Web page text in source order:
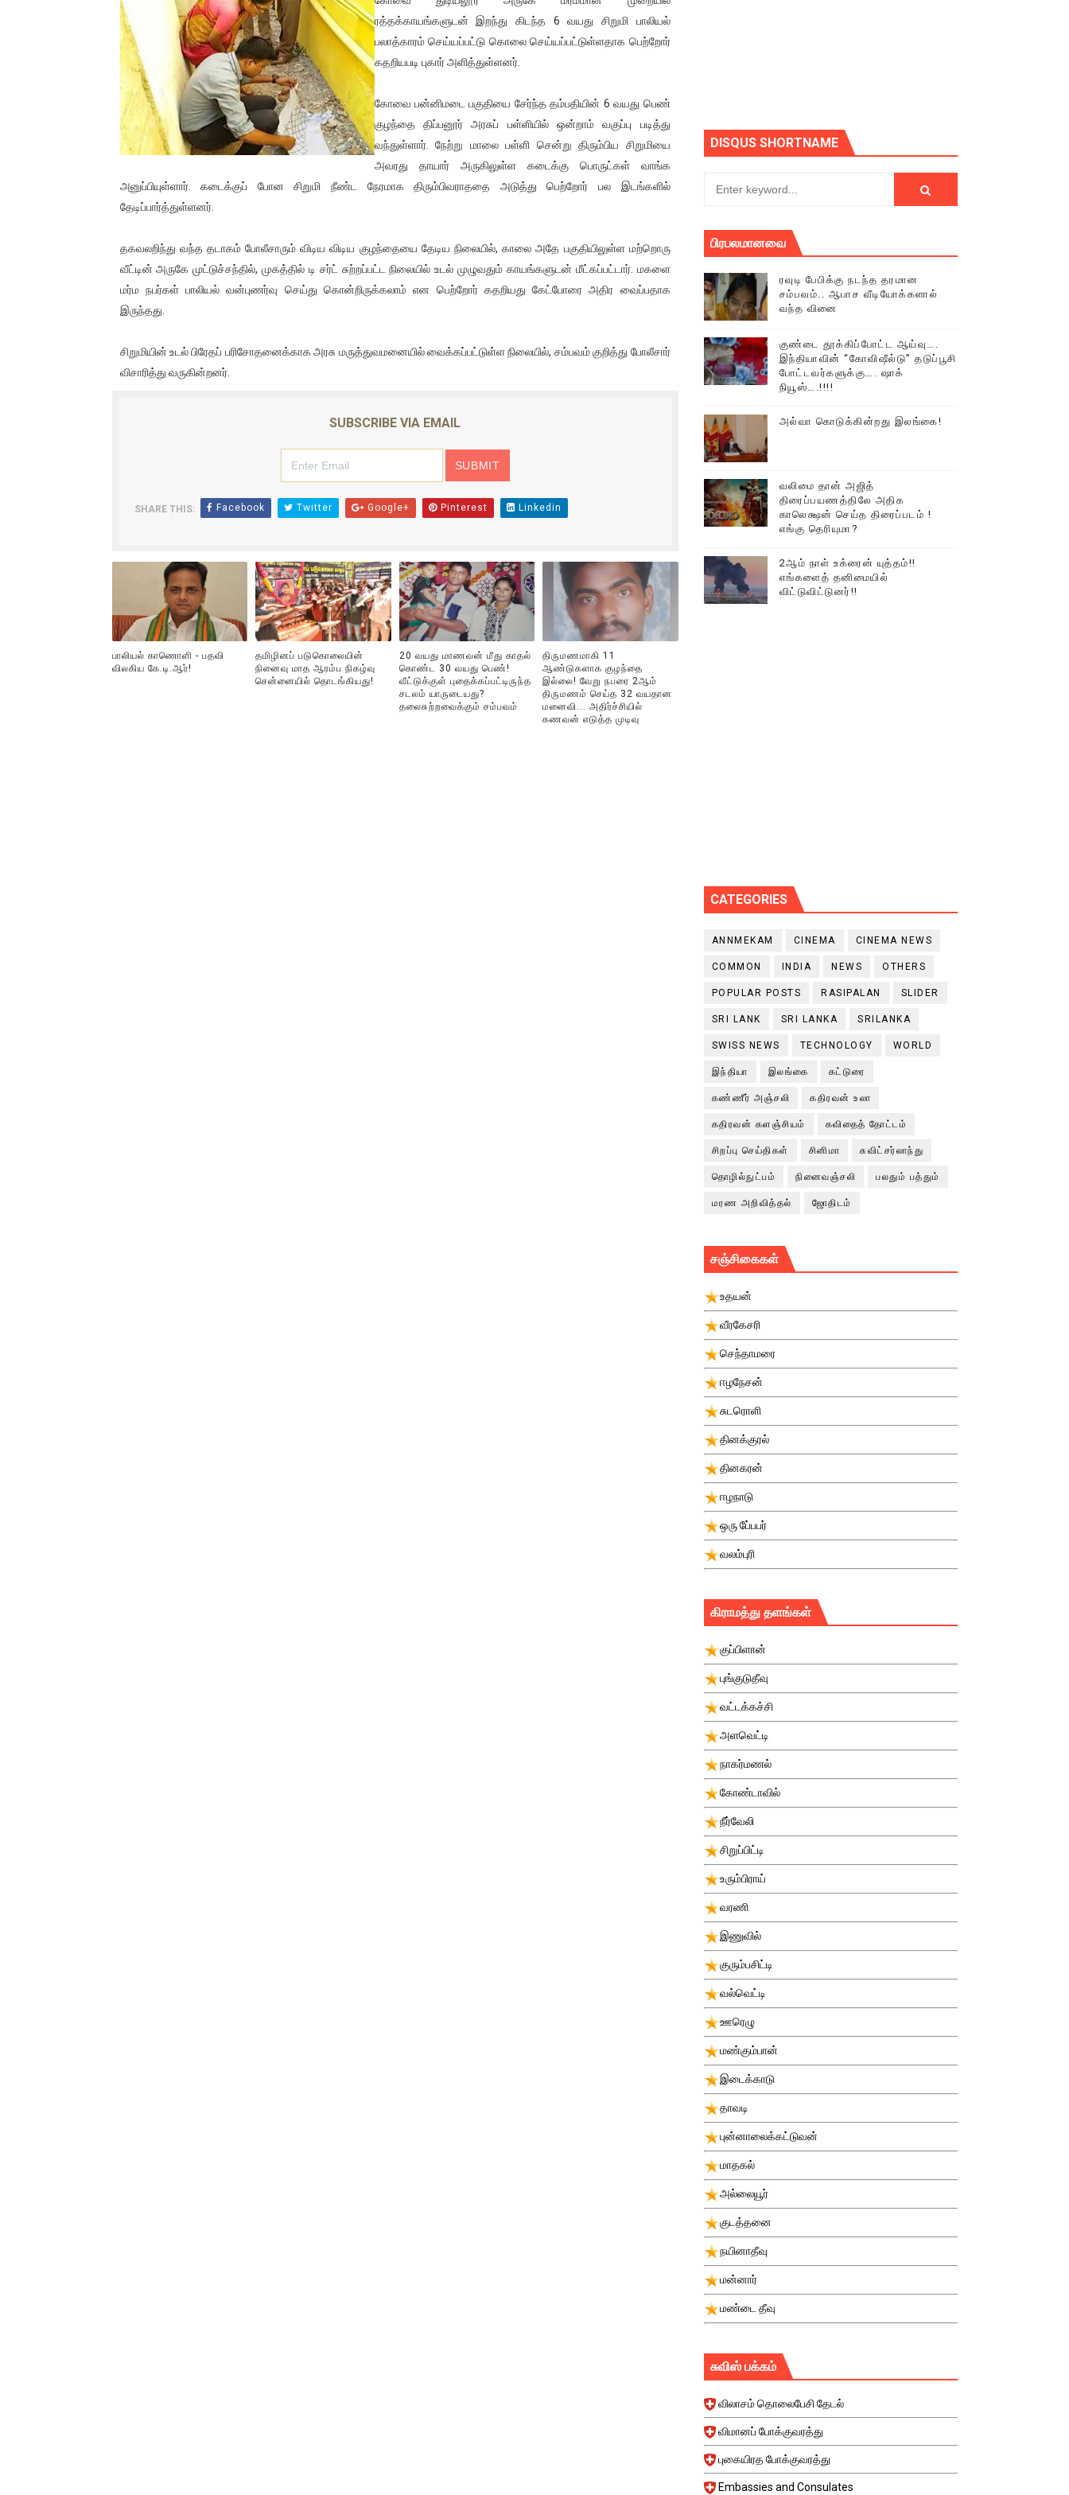
01/11/2021 Scotland ல் நடைபெறும் கண்டனப் போராட்டத்திற்கு கலந்துகொள்ளுமாறு அன்புரிமையோடு அழைக்கின்றோம்.
பாலச்சந்திரன் மற்றும் தன்னிடம் படித்த மாணவர்கள் தொடர்பில் நாடாளுமன்றத்தில் பகிரங்க கேள்வி
பிரிட்டனால் கடத்தப்படும் நிலையில் இலங்கைத் தமிழ் குடும்பம்!! நடந்தது என்ன
வர்ராரு...வர்ராரு... அண்ணாத்த : ரஜினிக்காக இலங்கை பாடலாசிரியர் வெளியிட்ட...
கைது செய்யப்பட்ட இளைஞன் உயிரிழப்பு - கொதித்தெழுந்த பிரதேசவாசிகள்!
தடுப்பூசியை பெற்றுக் கொள்ளக் கூடிய இடங்கள்...
பிரபல நடிகை தூக்கிட்டு தற்கொலை!
தியாகதீபம் லெப்.கேணல் திலீபன், கேணல் சங்கர் ஆகியோரின் நினைவெழுச்சி நாள் - 26.09.2021 சுவிஸ் (செய்தியும்,படங்களும்..)
ஐ.நா முன்றலில் சீரற்ற காலநிலையிலும் தமிழின அழிப்பிற்கு நீதி கேட்டு நடைபெற்ற கவனயீர்ப்புப் போராட்டத்தில் திரண்ட தமிழ்மக்கள்!!
ஜனாதிபதி ஐக்கிய நாடுகளின் பொதுச் சபை கூட்டத்தில் இன்று உரை
32 CM விநோத கன்றுக்குட்டி! (வீடியோ)
வலிமை தான் அஜித் திரைப்பயணத்திலே அதிக காலெக்ஷன் செய்த திரைப்படம் ! எங்கு தெரியுமா?
ரத்தக்காயங்களுடன் இறந்து கிடந்த 6 வயது சிறுமி பாலியல்
பலாத்காரம் செய்யப்பட்டு கொலை செய்யப்பட்டுள்ளதாக பெற்றோர்
கதறியபடி புகார் அளித்துள்ளனர்.
கோவை பன்னிமடை பகுதியை சேர்ந்த தம்பதியின் 6 வயது பெண்
குழந்தை திப்பனூர் அரசுப் பள்ளியில் ஒன்றாம் வகுப்பு படித்து
வந்துள்ளார். நேற்று மாலை பள்ளி சென்று திரும்பிய சிறுமியை
அவரது தாயார் அருகிலுள்ள கடைக்கு பொருட்கள் வாங்க
அனுப்பியுள்ளார். கடைக்குப் போன சிறுமி நீண்ட நேரமாக திரும்பிவராததை அடுத்து பெற்றோர் பல இடங்களில்
தேடிப்பார்த்துள்ளனர்.
தகவலறிந்து வந்த தடாகம் போலீசாரும் விடிய விடிய குழந்தையை தேடிய நிலையில், காலை அதே பகுதியிலுள்ள மற்றொரு
வீட்டின் அருகே முட்டுச்சந்தில், முகத்தில் டி சர்ட் சுற்றப்பட்ட நிலையில் உடல் முழுவதும் காயங்களுடன் மீட்கப்பட்டார். மகளை
மர்ம நபர்கள் பாலியல் வன்புணர்வு செய்து கொன்றிருக்கலாம் என பெற்றோர் கதறியது கேட்போரை அதிர வைப்பதாக
இருந்தது.
சிறுமியின் உடல் பிரேதப் பரிசோதனைக்காக அரசு மருத்துவமனையில் வைக்கப்பட்டுள்ள நிலையில், சம்பவம் குறித்து போலீசார்
விசாரித்து வருகின்றனர்.
SUBSCRIBE VIA EMAIL
SHARE THIS: Facebook Twitter Google+ Pinterest Linkedin
பாலியல் காணொளி - பதவி
விலகிய கே.டி.ஆர்!
தமிழினப் படுகொலையின்
நினைவு மாத ஆரம்ப நிகழ்வு
சென்னையில் தொடங்கியது!
20 வயது மாணவன் மீது காதல்
கொண்ட 30 வயது பெண்!
வீட்டுக்குள் புதைக்கப்பட்டிருந்த
சடலம் யாருடையது?
தலைசுற்றவைக்கும் சம்பவம்
திருமணமாகி 11
ஆண்டுகளாக குழந்தை
இல்லை! வேறு நபரை 2ஆம்
திருமணம் செய்த 32 வயதான
மனைவி... அதிர்ச்சியில்
கணவன் எடுத்த முடிவு
DISQUS SHORTNAME
பிரபலமானவை
ரவுடி பேபிக்கு நடந்த தரமான
சம்பவம்.. ஆபாச வீடியோக்களால்
வந்த வினை
குண்டை தூக்கிப்போட்ட ஆய்வு….
இந்தியாவின் “கோவிஷீல்டு” தடுப்பூசி
போட்டவர்களுக்கு…. ஷாக்
நியூஸ்….!!!!
அல்வா கொடுக்கின்றது இலங்கை!
வலிமை தான் அஜித்
திரைப்பயணத்திலே அதிக
காலெக்ஷன் செய்த திரைப்படம் !
எங்கு தெரியுமா?
2ஆம் நாள் உக்ரைன் யுத்தம்!!
எங்களைத் தனிமையில்
விட்டுவிட்டுனர்!!
CATEGORIES
ANNMEKAM CINEMA CINEMA NEWS
COMMON INDIA NEWS OTHERS
POPULAR POSTS RASIPALAN SLIDER
SRI LANK SRI LANKA SRILANKA
SWISS NEWS TECHNOLOGY WORLD
இந்தியா இலங்கை கட்டுரை
கண்ணீர் அஞ்சலி கதிரவன் உலா
கதிரவன் களஞ்சியம் கவிதைத் தோட்டம்
சிறப்பு செய்திகள் சினிமா சுவிட்சர்லாந்து
தொழில்நுட்பம் நினைவஞ்சலி பலதும் பத்தும்
மரண அறிவித்தல் ஜோதிடம்
சஞ்சிகைகள்
உதயன்
வீரகேசரி
செந்தாமரை
ஈழநேசன்
சுடரொளி
தினக்குரல்
தினகரன்
ஈழநாடு
ஒரு பே்பபர்
வலம்புரி
கிராமத்து தளங்கள்
குப்பிளான்
புங்குடுதீவு
வட்டக்கச்சி
அளவெட்டி
நாகர்மணல்
கோண்டாவில்
நீர்வேலி
சிறுப்பிட்டி
உரும்பிராய்
வரணி
இணுவில்
குரும்பசிட்டி
வல்வெட்டி
ஊரெழு
மண்கும்பான்
இடைக்காடு
தாவடி
புன்னாலைக்கட்டுவன்
மாதகல்
அல்லையூர்
குடத்தனை
நயினாதீவு
மன்னார்
மண்டை தீவு
சுவிஸ் பக்கம்
விலாசம் தொலைபேசி தேடல்
விமானப் போக்குவரத்து
புகையிரத போக்குவரத்து
Embassies and Consulates